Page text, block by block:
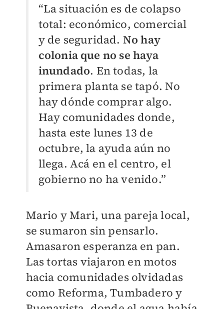
“La situación es de colapso
total: económico, comercial
y de seguridad. No hay
colonia que no se haya
inundado. En todas, la
primera planta se tapó. No
hay dónde comprar algo.
Hay comunidades donde,
hasta este lunes 13 de
octubre, la ayuda aún no
llega. Acá en el centro, el
gobierno no ha venido.”
Mario y Mari, una pareja local,
se sumaron sin pensarlo.
Amasaron esperanza en pan.
Las tortas viajaron en motos
hacia comunidades olvidadas
como Reforma, Tumbadero y